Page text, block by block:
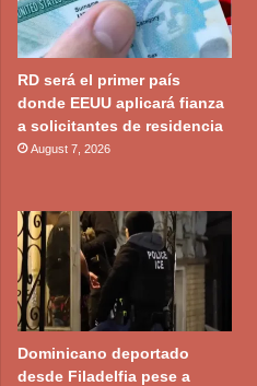
RD será el primer país
donde EEUU aplicará fianza
a solicitantes de residencia
August 7, 2026
Dominicano deportado
desde Filadelfia pese a